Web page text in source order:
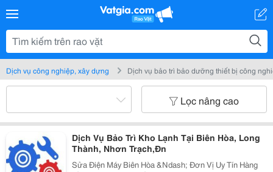
Dịch vụ công nghiệp, xây dựng Dịch vụ bảo trì bảo dưỡng thiết bị công
Lọc nâng cao
Dịch Vụ Bảo Trì Kho Lạnh Tại Biên Hòa, Long
Thành, Nhơn Trạch,Đn
Sửa Điện Máy Biên Hòa &Ndash; Đơn Vị Uy Tín Hàng